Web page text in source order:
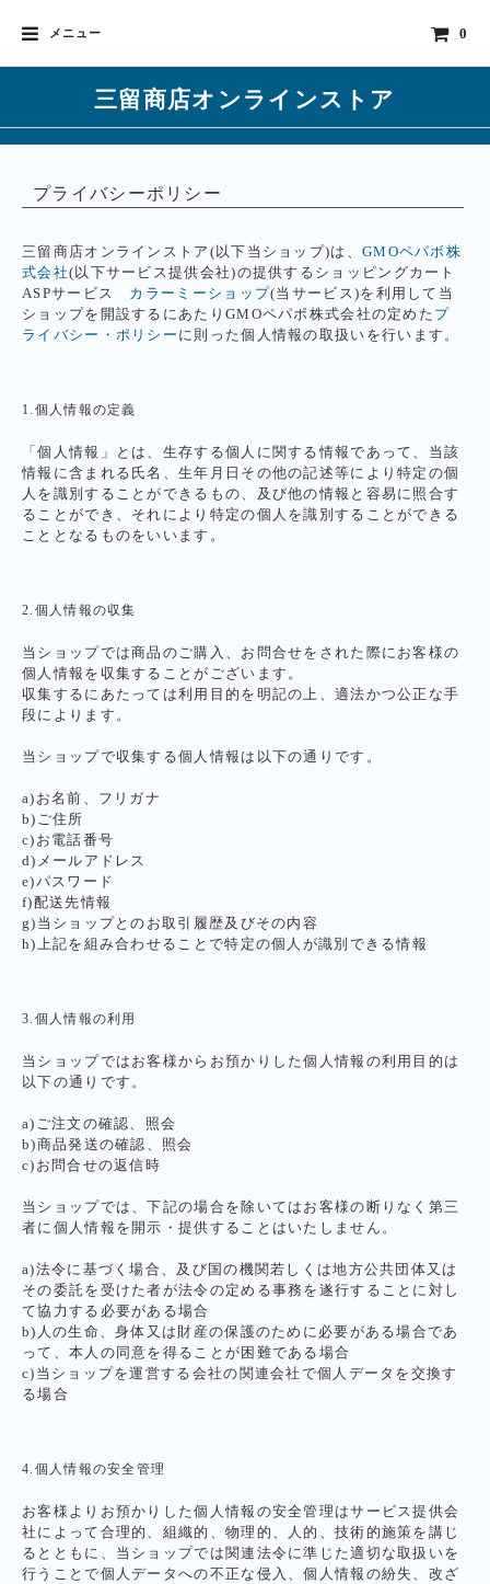
メニュー 0
三留商店オンラインストア
プライバシーポリシー
三留商店オンラインストア(以下当ショップ)は、 GMOペパボ株
式会社(以下サービス提供会社)の提供するショッピングカート
ASPサービス カラーミーショップ(当サービス)を利用して当
ショップを開設するにあたりGMOペパボ株式会社の定めた プ
ライバシー・ポリシー に則った個人情報の取扱いを行います。
1.個人情報の定義
「個人情報」とは、生存する個人に関する情報であって、当該
情報に含まれる氏名、生年月日その他の記述等により特定の個
人を識別することができるもの、及び他の情報と容易に照合す
ることができ、それにより特定の個人を識別することができる
こととなるものをいいます。
2.個人情報の収集
当ショップでは商品のご購入、お問合せをされた際にお客様の
個人情報を収集することがございます。
収集するにあたっては利用目的を明記の上、適法かつ公正な手
段によります。
当ショップで収集する個人情報は以下の通りです。
a)お名前、フリガナ
b)ご住所
c)お電話番号
d)メールアドレス
e)パスワード
f)配送先情報
g)当ショップとのお取引履歴及びその内容
h)上記を組み合わせることで特定の個人が識別できる情報
3.個人情報の利用
当ショップではお客様からお預かりした個人情報の利用目的は
以下の通りです。
a)ご注文の確認、照会
b)商品発送の確認、照会
c)お問合せの返信時
当ショップでは、下記の場合を除いてはお客様の断りなく第三
者に個人情報を開示・提供することはいたしません。
a)法令に基づく場合、及び国の機関若しくは地方公共団体又は
その委託を受けた者が法令の定める事務を遂行することに対し
て協力する必要がある場合
b)人の生命、身体又は財産の保護のために必要がある場合であ
って、本人の同意を得ることが困難である場合
c)当ショップを運営する会社の関連会社で個人データを交換す
る場合
4.個人情報の安全管理
お客様よりお預かりした個人情報の安全管理はサービス提供会
社によって合理的、組織的、物理的、人的、技術的施策を講じ
るとともに、当ショップでは関連法令に準じた適切な取扱いを
行うことで個人データへの不正な侵入、個人情報の紛失、改ざ